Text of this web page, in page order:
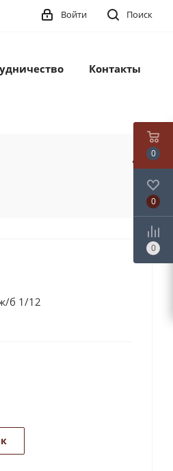
Поиск
Войти
Контакты
б 1/12
0
0
0